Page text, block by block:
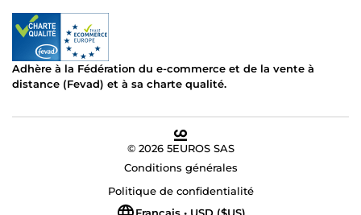
Adhère à la Fédération du e-commerce et de la vente à
distance (Fevad) et à sa charte qualité.
© 2026 5EUROS SAS
Conditions générales
Politique de confidentialité